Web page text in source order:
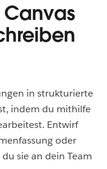
in strukturierte
indem du mithilfe
Entwirf
oder
sie an dein Team